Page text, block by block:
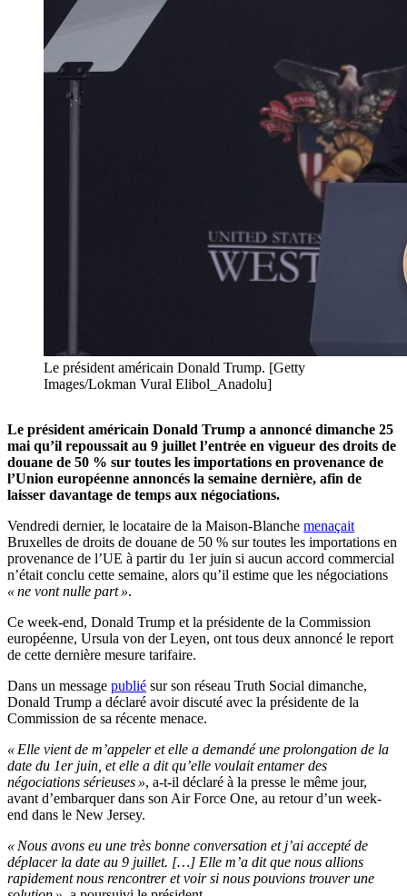
Le président américain Donald Trump. [Getty
Images/Lokman Vural Elibol_Anadolu]
Le président américain Donald Trump a annoncé dimanche 25
mai qu’il repoussait au 9 juillet l’entrée en vigueur des droits de
douane de 50 % sur toutes les importations en provenance de
l’Union européenne annoncés la semaine dernière, afin de
laisser davantage de temps aux négociations.
Vendredi dernier, le locataire de la Maison-Blanche menaçait
Bruxelles de droits de douane de 50 % sur toutes les importations en
provenance de l’UE à partir du 1er juin si aucun accord commercial
n’était conclu cette semaine, alors qu’il estime que les négociations
« ne vont nulle part ».
Ce week-end, Donald Trump et la présidente de la Commission
européenne, Ursula von der Leyen, ont tous deux annoncé le report
de cette dernière mesure tarifaire.
Dans un message publié sur son réseau Truth Social dimanche,
Donald Trump a déclaré avoir discuté avec la présidente de la
Commission de sa récente menace.
« Elle vient de m’appeler et elle a demandé une prolongation de la
date du 1er juin, et elle a dit qu’elle voulait entamer des
négociations sérieuses », a-t-il déclaré à la presse le même jour,
avant d’embarquer dans son Air Force One, au retour d’un week-
end dans le New Jersey.
« Nous avons eu une très bonne conversation et j’ai accepté de
déplacer la date au 9 juillet. […] Elle m’a dit que nous allions
rapidement nous rencontrer et voir si nous pouvions trouver une